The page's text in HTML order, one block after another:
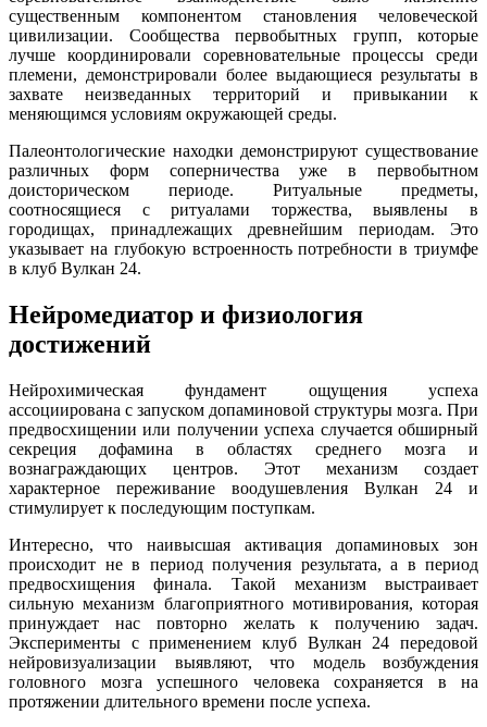
существенным компонентом становления человеческой
цивилизации. Сообщества первобытных групп, которые
лучше координировали соревновательные процессы среди
племени, демонстрировали более выдающиеся результаты в
захвате неизведанных территорий и привыкании к
меняющимся условиям окружающей среды.
Палеонтологические находки демонстрируют существование
различных форм соперничества уже в первобытном
доисторическом периоде. Ритуальные предметы,
соотносящиеся с ритуалами торжества, выявлены в
городищах, принадлежащих древнейшим периодам. Это
указывает на глубокую встроенность потребности в триумфе
в клуб Вулкан 24.
Нейромедиатор и физиология
достижений
Нейрохимическая фундамент ощущения успеха
ассоциирована с запуском допаминовой структуры мозга. При
предвосхищении или получении успеха случается обширный
секреция дофамина в областях среднего мозга и
вознаграждающих центров. Этот механизм создает
характерное переживание воодушевления Вулкан 24 и
стимулирует к последующим поступкам.
Интересно, что наивысшая активация допаминовых зон
происходит не в период получения результата, а в период
предвосхищения финала. Такой механизм выстраивает
сильную механизм благоприятного мотивирования, которая
принуждает нас повторно желать к получению задач.
Эксперименты с применением клуб Вулкан 24 передовой
нейровизуализации выявляют, что модель возбуждения
головного мозга успешного человека сохраняется в на
протяжении длительного времени после успеха.